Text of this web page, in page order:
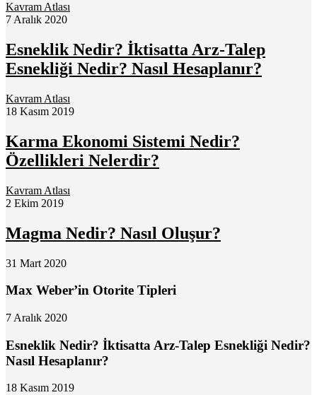
Kavram Atlası
7 Aralık 2020
Esneklik Nedir? İktisatta Arz-Talep
Esnekliği Nedir? Nasıl Hesaplanır?
Kavram Atlası
18 Kasım 2019
Karma Ekonomi Sistemi Nedir?
Özellikleri Nelerdir?
Kavram Atlası
2 Ekim 2019
Magma Nedir? Nasıl Oluşur?
31 Mart 2020
Max Weber’in Otorite Tipleri
7 Aralık 2020
Esneklik Nedir? İktisatta Arz-Talep Esnekliği Nedir?
Nasıl Hesaplanır?
18 Kasım 2019